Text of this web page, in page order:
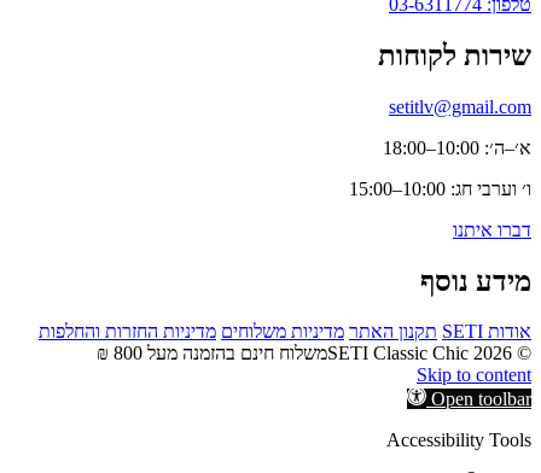
שירות לקוחות
setitlv@gmail.com
א׳–ה׳: 10:00–18:00
ו׳ וערבי חג: 10:00–15:00
דברו איתנו
מידע נוסף
אודות SETI תקנון האתר מדיניות משלוחים מדיניות החזרות והחלפות
© 2026 SETI Classic Chic
משלוח חינם בהזמנה מעל 800 ₪
Skip to content
Open toolbar
Accessibility Tools